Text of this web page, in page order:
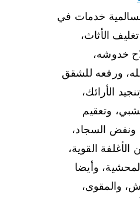
خدمات في
الأثاث،
خدوشه،
ورفعه للشقق
الأرائك،
وتعقيم
ونفض السجاد،
القوية،
وأيضا
والمقوى،